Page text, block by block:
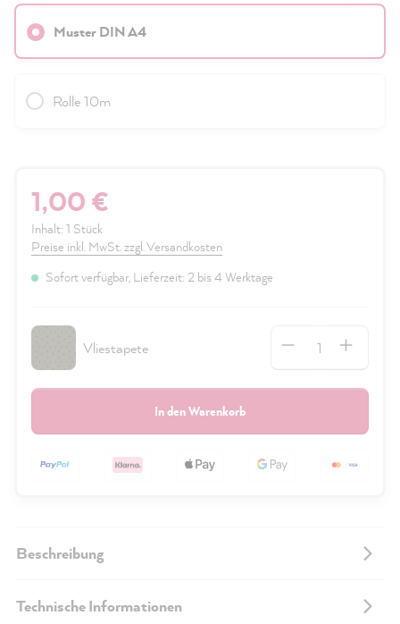
Muster DIN A4
Rolle 10m
1,00 €
Inhalt: 1 Stück
Preise inkl. MwSt. zzgl. Versandkosten
Sofort verfügbar, Lieferzeit: 2 bis 4 Werktage
Vliestapete
In den Warenkorb
Beschreibung
Technische Informationen